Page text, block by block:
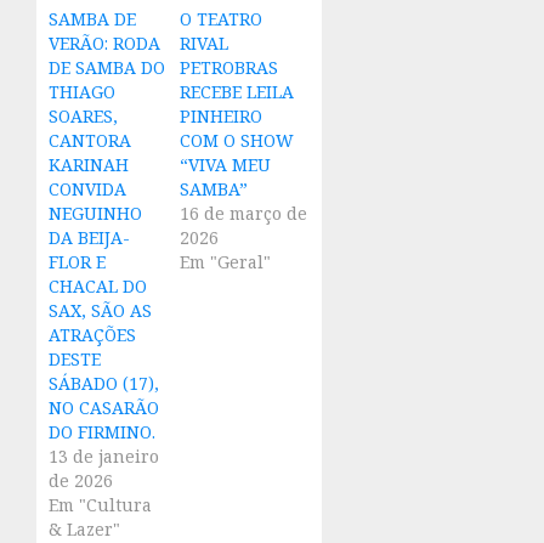
SAMBA DE
VERÃO: RODA
DE SAMBA DO
THIAGO
SOARES,
CANTORA
KARINAH
CONVIDA
NEGUINHO
DA BEIJA-
FLOR E
CHACAL DO
SAX, SÃO AS
ATRAÇÕES
DESTE
SÁBADO (17),
NO CASARÃO
DO FIRMINO.
13 de janeiro
de 2026
Em "Cultura
& Lazer"
O TEATRO
RIVAL
PETROBRAS
RECEBE LEILA
PINHEIRO
COM O SHOW
“VIVA MEU
SAMBA”
16 de março de
2026
Em "Geral"